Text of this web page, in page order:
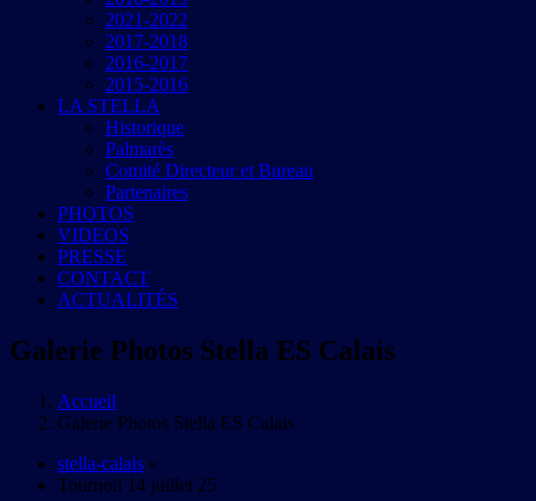
2021-2022
2017-2018
2016-2017
2015-2016
LA STELLA
Historique
Palmarès
Comité Directeur et Bureau
Partenaires
PHOTOS
VIDEOS
PRESSE
CONTACT
ACTUALITÉS
Galerie Photos Stella ES Calais
Accueil
Galerie Photos Stella ES Calais
stella-calais »
Tournoii 14 juillet 25